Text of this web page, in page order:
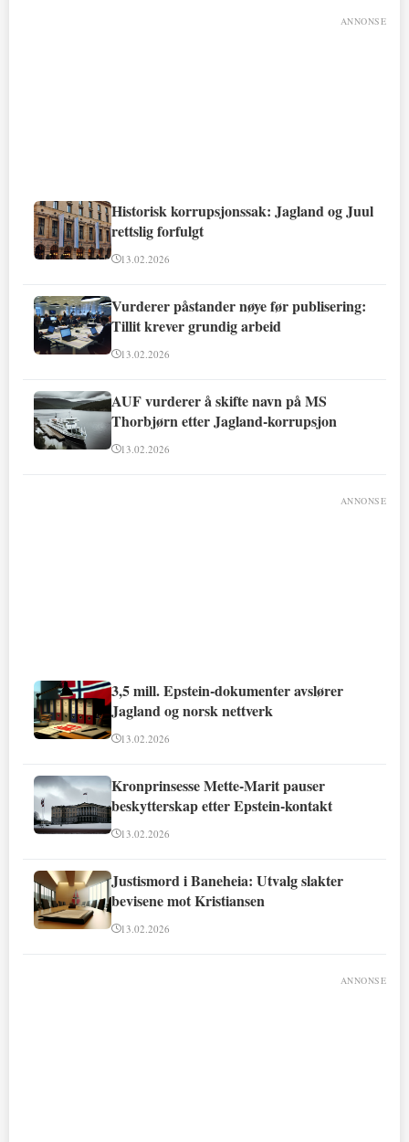
ANNONSE
Historisk korrupsjonssak: Jagland og Juul
rettslig forfulgt
13.02.2026
Vurderer påstander nøye før publisering:
Tillit krever grundig arbeid
13.02.2026
AUF vurderer å skifte navn på MS
Thorbjørn etter Jagland-korrupsjon
13.02.2026
ANNONSE
3,5 mill. Epstein-dokumenter avslører
Jagland og norsk nettverk
13.02.2026
Kronprinsesse Mette-Marit pauser
beskytterskap etter Epstein-kontakt
13.02.2026
Justismord i Baneheia: Utvalg slakter
bevisene mot Kristiansen
13.02.2026
ANNONSE